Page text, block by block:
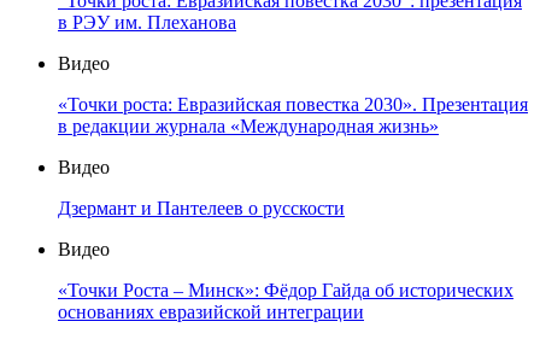
в РЭУ им. Плеханова
Видео
«Точки роста: Евразийская повестка 2030». Презентация
в редакции журнала «Международная жизнь»
Видео
Дзермант и Пантелеев о русскости
Видео
«Точки Роста – Минск»: Фёдор Гайда об исторических
основаниях евразийской интеграции